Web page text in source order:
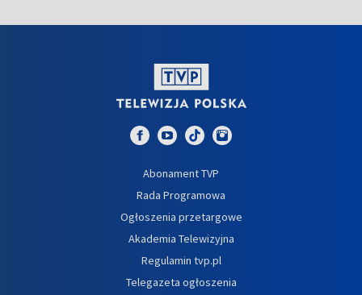
Abonament TVP
Rada Programowa
Ogłoszenia przetargowe
Akademia Telewizyjna
Regulamin tvp.pl
Telegazeta ogłoszenia